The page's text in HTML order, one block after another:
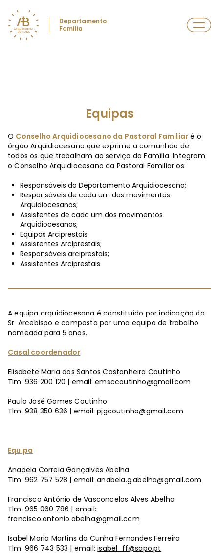
Departamento
Família
Equipas
O Conselho Arquidiocesano da Pastoral Familiar é o
órgão Arquidiocesano que exprime a comunhão de
todos os que trabalham ao serviço da Família. Integram
o Conselho Arquidiocesano da Pastoral Familiar os:
Responsáveis do Departamento Arquidiocesano;
Responsáveis de cada um dos movimentos
Arquidiocesanos;
Assistentes de cada um dos movimentos
Arquidiocesanos;
Equipas Arciprestais;
Assistentes Arciprestais;
Responsáveis arciprestais;
Assistentes Arciprestais.
A equipa arquidiocesana é constituído por indicação do
Sr. Arcebispo e composta por uma equipa de trabalho
nomeada para 5 anos.
Casal coordenador
Elisabete Maria dos Santos Castanheira Coutinho
Tlm: 936 200 120 | email:emsccoutinho@gmail.com
Paulo José Gomes Coutinho
Tlm: 938 350 636 | email:pjgcoutinho@gmail.com
Equipa
Anabela Correia Gonçalves Abelha
Tlm: 962 757 528 | email:anabela.g.abelha@gmail.com
Francisco António de Vasconcelos Alves Abelha
Tlm: 965 060 786 | email:
francisco.antonio.abelha@gmail.com
Isabel Maria Martins da Cunha Fernandes Ferreira
Tlm: 966 743 533 | email:isabel_ff@sapo.pt